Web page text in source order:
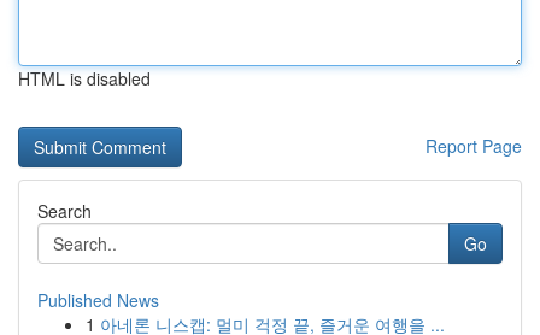
HTML is disabled
Report Page
Search
Go
Published News
1 아네론 니스캡: 멀미 걱정 끝, 즐거운 여행을 ...